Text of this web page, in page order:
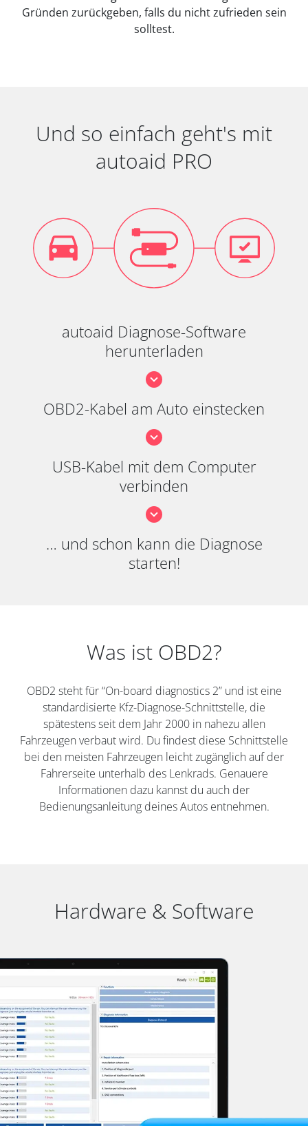
Gründen zurückgeben, falls du nicht zufrieden sein
solltest.
Und so einfach geht's mit
autoaid PRO
autoaid Diagnose-Software
herunterladen
OBD2-Kabel am Auto einstecken
USB-Kabel mit dem Computer
verbinden
… und schon kann die Diagnose
starten!
Was ist OBD2?
OBD2 steht für “On-board diagnostics 2” und ist eine
standardisierte Kfz-Diagnose-Schnittstelle, die
spätestens seit dem Jahr 2000 in nahezu allen
Fahrzeugen verbaut wird. Du findest diese Schnittstelle
bei den meisten Fahrzeugen leicht zugänglich auf der
Fahrerseite unterhalb des Lenkrads. Genauere
Informationen dazu kannst du auch der
Bedienungsanleitung deines Autos entnehmen.
Hardware & Software